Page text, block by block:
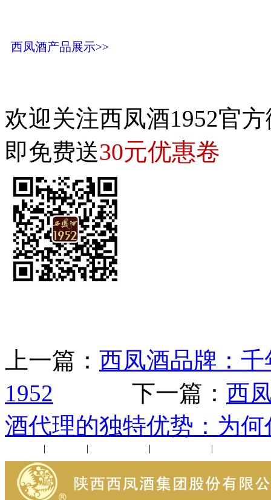
西凤酒产品展示>>
欢迎关注西凤酒1952官
即免费送30元优惠卷
上一篇： 西凤酒品牌：
1952 下一篇： 西
酒代理的独特优势：为
| | | |